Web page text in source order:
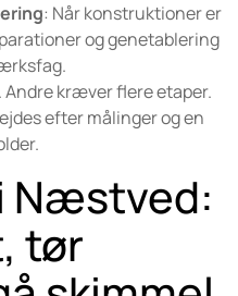
: Når konstruktioner er
og genetablering
Andre kræver flere etaper.
efter målinger og en
Næstved:
tør